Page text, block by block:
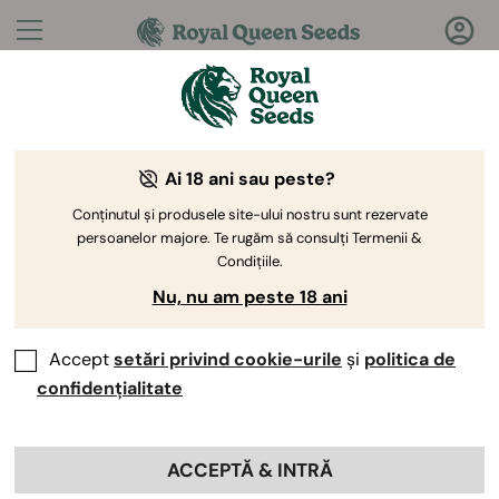
Întrebări?Răspunsuri!
Bine ați venit la Royal Queen Seeds Help Center
Help Center > Colaborări > Back
Pot promova RQS pe orice
platformă?
Ai 18 ani sau peste?
Conținutul și produsele site-ului nostru sunt rezervate
persoanelor majore. Te rugăm să consulți Termenii &
Condițiile.
Nu, nu am peste 18 ani
Acceptsetări privind cookie-urile și politica de
confidențialitate
ACCEPTĂ & INTRĂ